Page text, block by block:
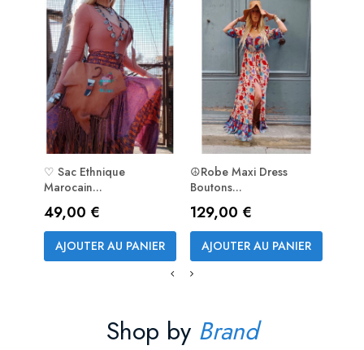
♡ Sac Ethnique
Marocain...
Prix
49,00 €
AJOUTER AU PANIER
☮Robe Maxi Dress
Boutons...
Prix
129,00 €
AJOUTER AU PANIER
Shop by Brand